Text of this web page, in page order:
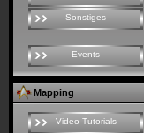
Sonstiges
Events
Mapping
Video Tutorials